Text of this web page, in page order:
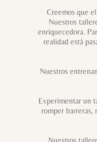
Creemos que
Nuestros
enriquecedora.
realidad está
Nuestros
Experimentar un
romper barreras,